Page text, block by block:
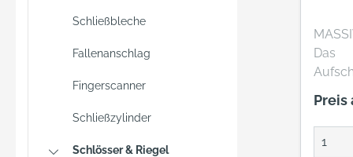
Schließbleche
Fallenanschlag
Fingerscanner
Schließzylinder
Schlösser & Riegel
Das
ASS
Preis